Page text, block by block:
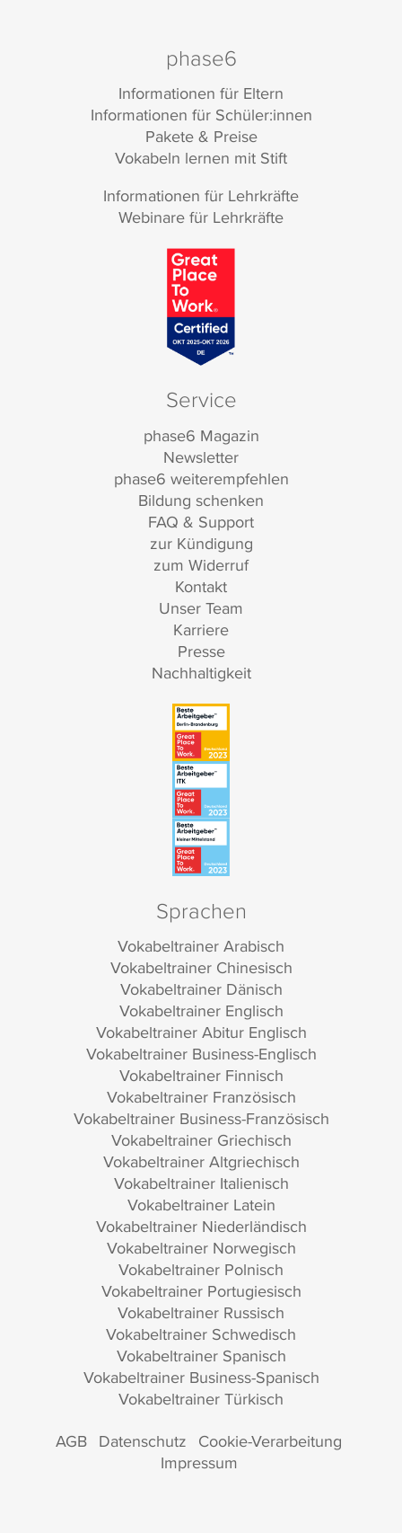
phase6
Informationen für Eltern
Informationen für Schüler:innen
Pakete & Preise
Vokabeln lernen mit Stift
Informationen für Lehrkräfte
Webinare für Lehrkräfte
Service
phase6 Magazin
Newsletter
phase6 weiterempfehlen
Bildung schenken
FAQ & Support
zur Kündigung
zum Widerruf
Kontakt
Unser Team
Karriere
Presse
Nachhaltigkeit
Sprachen
Vokabeltrainer Arabisch
Vokabeltrainer Chinesisch
Vokabeltrainer Dänisch
Vokabeltrainer Englisch
Vokabeltrainer Abitur Englisch
Vokabeltrainer Business-Englisch
Vokabeltrainer Finnisch
Vokabeltrainer Französisch
Vokabeltrainer Business-Französisch
Vokabeltrainer Griechisch
Vokabeltrainer Altgriechisch
Vokabeltrainer Italienisch
Vokabeltrainer Latein
Vokabeltrainer Niederländisch
Vokabeltrainer Norwegisch
Vokabeltrainer Polnisch
Vokabeltrainer Portugiesisch
Vokabeltrainer Russisch
Vokabeltrainer Schwedisch
Vokabeltrainer Spanisch
Vokabeltrainer Business-Spanisch
Vokabeltrainer Türkisch
AGB Datenschutz Cookie-Verarbeitung
Impressum